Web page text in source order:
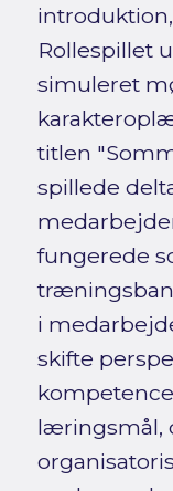
Rollespillet
simuleret
titlen
spillede
fungerede
i
skifte
læringsmål,